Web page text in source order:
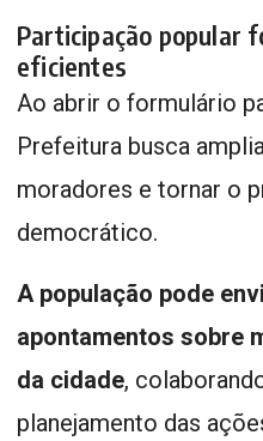
Participação popular
eficientes
Ao abrir o formulário
Prefeitura busca
moradores e tornar o
democrático.
A população pode
apontamentos sobre
da cidade,
planejamento das